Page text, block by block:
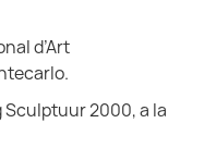
d’Art
Sculptuur 2000, a la